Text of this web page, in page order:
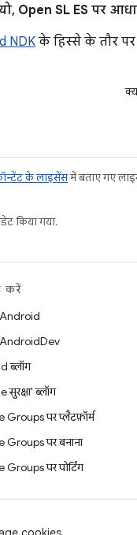
Open SL ES पर
NDKके हिस्से के तौर
के लाइसेंसमें बताए गए
किया गया.
करें
ब्लॉग
ब्लॉग
Groups पर प्लैटफ़ॉर्म
Groups पर बनाना
पर पोर्टिंग